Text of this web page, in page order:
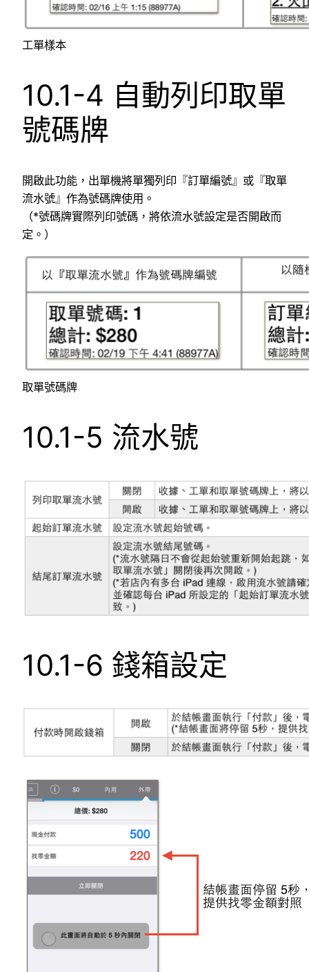
工單樣本
10.1-4 自動列印取單
號碼牌
開啟此功能，出單機將單獨列印『訂單編號』或『取單
流水號』作為號碼牌使用。
（*號碼牌實際列印號碼，將依流水號設定是否開啟而
定。）
取單號碼牌
10.1-5 流水號
10.1-6 錢箱設定